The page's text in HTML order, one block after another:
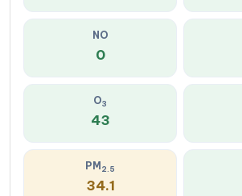
NO
0
O3
43
PM 2.5
34.1